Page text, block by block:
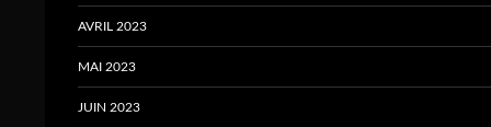
AVRIL 2023
MAI 2023
JUIN 2023